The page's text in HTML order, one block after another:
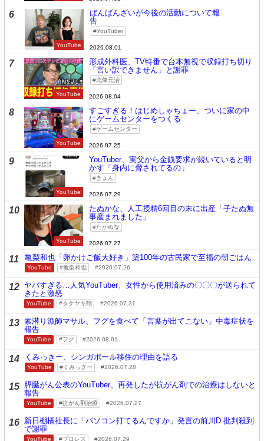
6
YouTube
ばんばんざいが今後の活動について報
告
YouTuber
2026.08.01
7
YouTube
形成外科医、TV特番で台本無視で収録打ち切り
「言い訳できません」と謝罪
北條元治
2026.08.04
8
YouTube
すごすぎる！はじめしゃちょー、ついに家の中
にゲームセンターをつくる
ゲームセンター
2026.07.25
9
YouTube
YouTuber、実父から金銭要求が続いていると明
かす「身内に脅されてるの」
きょん
2026.07.29
10
YouTube
たぬかな、人工授精6回目の末に出産「子たぬ無
事産まれました」
たかぬな
2026.07.27
11 亀梨和也「卵かけご飯大好き」築100年の古民家で至福の朝ごはん
YouTube 亀梨和也 2026.07.26
12 ヤバすぎる…人気YouTuber、女性から使用済みの〇〇〇が送られて
きたと激怒
YouTube タケヤキ翔 2026.07.31
13 素潜り漁師マサル、フグを食べて「言葉が出てこない」中毒症状を
報告
YouTube フグ 2026.08.01
14 くみっきー、シンガポール移住の理由を語る
YouTube くみっきー 2026.07.28
15 膵臓がん公表のYouTuber、再発したが抗がん剤での治療はしないと
報告
YouTube 抗がん剤治療 2026.07.27
16 新日棚橋社長に「パソコン打てるんですか」発言の前川D 批判殺到
で謝罪
YouTube プロレス 2026.07.29